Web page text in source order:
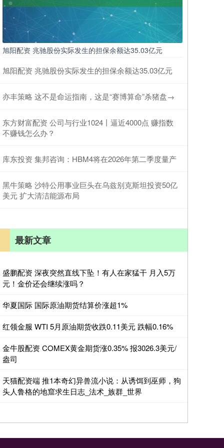
旭阳配资 兆驰股份实际发生的担保余额达35.03亿元
旭阳配资 兆驰股份实际发生的担保余额达35.03亿元
亦丰策略 这不是命运指南，这是“赛博算命”杀猪盘→
东方财富配资 公司与行业1024丨逼近4000点 赚指数
不赚钱怎么办？
库东投资 集邦咨询：HBM4将在2026年第二季度量产
黑牛策略 沙特公用事业巨头在乌兹别克斯坦投资50亿
美元 扩大清洁能源布局
最新文章
盛鹏配资 深夜突然直线下坠！有人在家猛干 月入5万
元！金价还会继续涨吗？
华夏国际 国际原油期货结算价涨超1%
红领金服 WTI 5月原油期货收跌0.11美元 跌幅0.16%
金牛股配资 COMEX黄金期货涨0.35% 报3026.3美元/
盎司
天猫配资端 推1本奇幻异兽流小说：从诱饵到巫师，狗
头人鲁格的地窟求生日志_法术_族群_世界